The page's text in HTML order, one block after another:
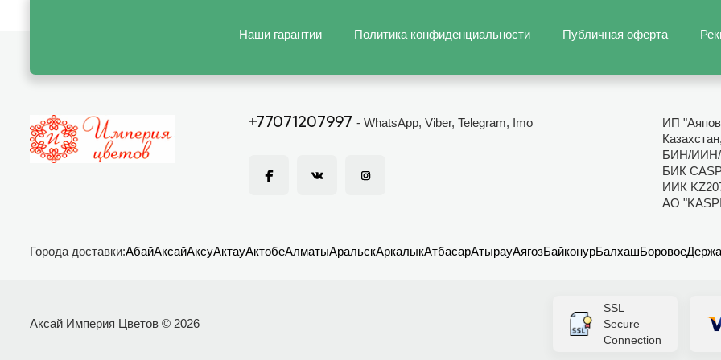
Наши гарантии Политика конфиденциальности Публичная оферта
+77071207997 - WhatsApp, Viber, Telegram, Imo
ИП
Казахстан,
БИН/ИИН/
БИК
ИИК
АО
Города доставки:АбайАксайАксуАктауАктобеАлматыАральскАркалыкАтбасарАтырауАягозБайконурБалхашБоровое
Аксай Империя Цветов © 2026
SSL
Secure
Connection